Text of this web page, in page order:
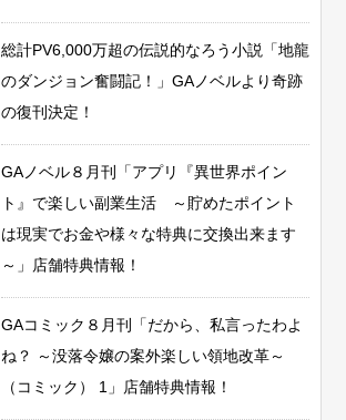
総計PV6,000万超の伝説的なろう小説「地龍
のダンジョン奮闘記！」GAノベルより奇跡
の復刊決定！
GAノベル８月刊「アプリ『異世界ポイン
ト』で楽しい副業生活 ～貯めたポイント
は現実でお金や様々な特典に交換出来ます
～」店舗特典情報！
GAコミック８月刊「だから、私言ったわよ
ね？ ～没落令嬢の案外楽しい領地改革～
（コミック） 1」店舗特典情報！